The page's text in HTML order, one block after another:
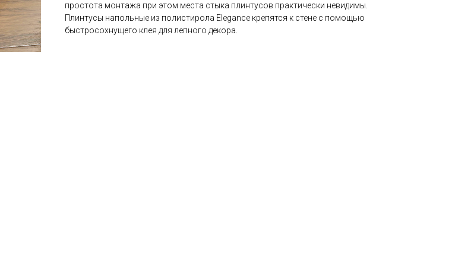
простота монтажа при этом места стыка плинтусов практически невидимы.
Плинтусы напольные из полистирола Elegance крепятся к стене с помощью
быстросохнущего клея для лепного декора.